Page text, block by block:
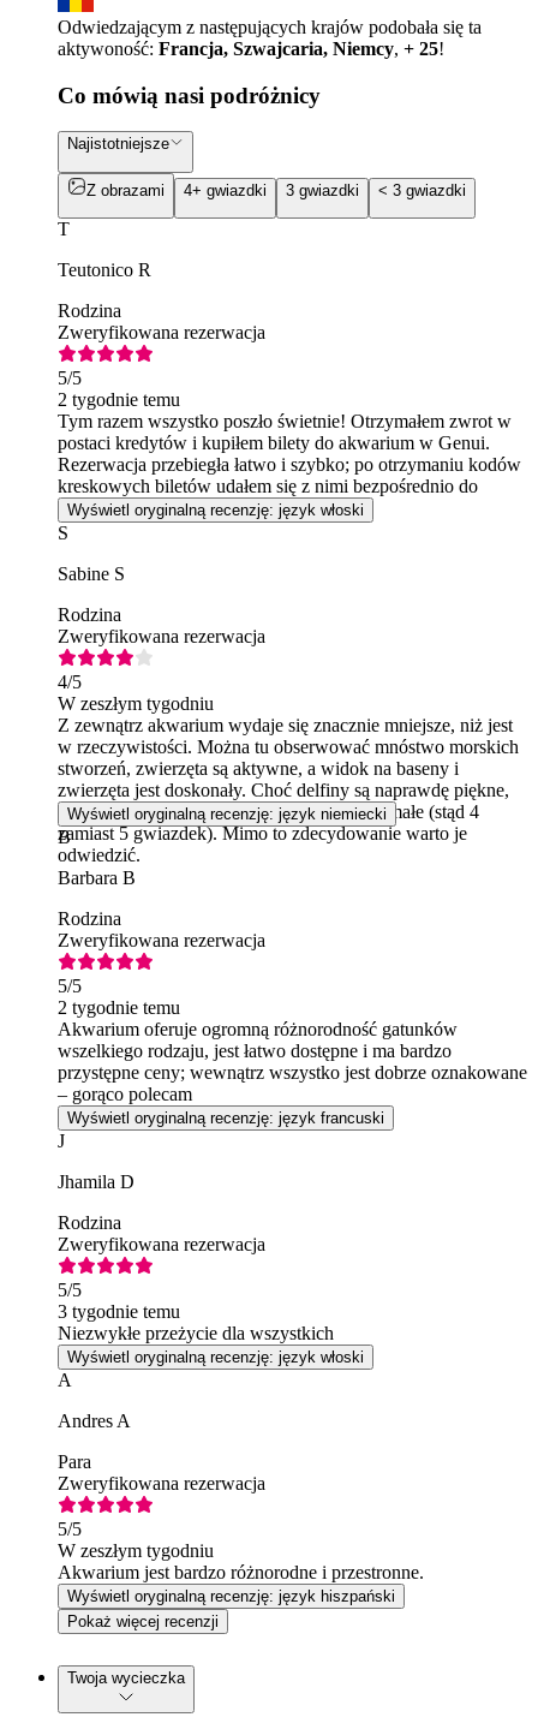
Odwiedzającym z następujących krajów podobała się ta
aktywoność: Francja, Szwajcaria, Niemcy, + 25!
Co mówią nasi podróżnicy
Najistotniejsze
Z obrazami 4+ gwiazdki 3 gwiazdki < 3 gwiazdki
T
Teutonico R
Rodzina
Zweryfikowana rezerwacja
5/5
2 tygodnie temu
Tym razem wszystko poszło świetnie! Otrzymałem zwrot w
postaci kredytów i kupiłem bilety do akwarium w Genui.
Rezerwacja przebiegła łatwo i szybko; po otrzymaniu kodów
kreskowych biletów udałem się z nimi bezpośrednio do
wejścia. Wszystko poszło świetnie.
Wyświetl oryginalną recenzję: język włoski
S
Sabine S
Rodzina
Zweryfikowana rezerwacja
4/5
W zeszłym tygodniu
Z zewnątrz akwarium wydaje się znacznie mniejsze, niż jest
w rzeczywistości. Można tu obserwować mnóstwo morskich
stworzeń, zwierzęta są aktywne, a widok na baseny i
zwierzęta jest doskonały. Choć delfiny są naprawdę piękne,
moim zdaniem baseny są zdecydowanie za małe (stąd 4
zamiast 5 gwiazdek). Mimo to zdecydowanie warto je
odwiedzić.
Wyświetl oryginalną recenzję: język niemiecki
B
Barbara B
Rodzina
Zweryfikowana rezerwacja
5/5
2 tygodnie temu
Akwarium oferuje ogromną różnorodność gatunków
wszelkiego rodzaju, jest łatwo dostępne i ma bardzo
przystępne ceny; wewnątrz wszystko jest dobrze oznakowane
– gorąco polecam
Wyświetl oryginalną recenzję: język francuski
J
Jhamila D
Rodzina
Zweryfikowana rezerwacja
5/5
3 tygodnie temu
Niezwykłe przeżycie dla wszystkich
Wyświetl oryginalną recenzję: język włoski
A
Andres A
Para
Zweryfikowana rezerwacja
5/5
W zeszłym tygodniu
Akwarium jest bardzo różnorodne i przestronne.
Wyświetl oryginalną recenzję: język hiszpański
Pokaż więcej recenzji
Twoja wycieczka